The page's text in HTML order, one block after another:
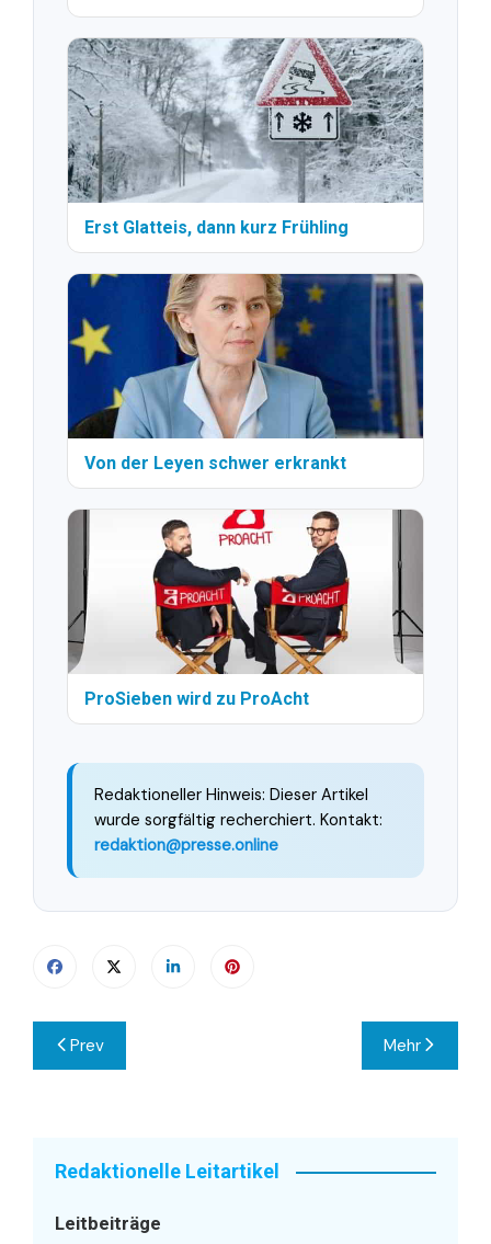
Erst Glatteis, dann kurz Frühling
Von der Leyen schwer erkrankt
ProSieben wird zu ProAcht
Redaktioneller Hinweis: Dieser Artikel
wurde sorgfältig recherchiert. Kontakt:
redaktion@presse.online
Beitragsnavigation
Prev Mehr
Redaktionelle Leitartikel
Leitbeiträge